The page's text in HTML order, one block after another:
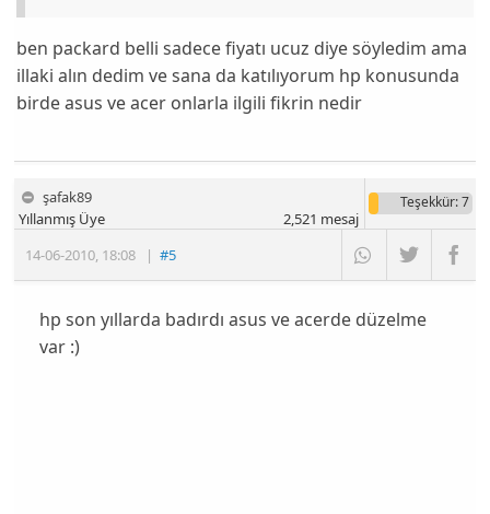
ben packard belli sadece fiyatı ucuz diye söyledim ama
illaki alın dedim ve sana da katılıyorum hp konusunda
birde asus ve acer onlarla ilgili fikrin nedir
şafak89
14-06-2010, 18:08 |#5
Yıllanmış Üye
Teşekkür: 7
2,521 mesaj
hp son yıllarda badırdı asus ve acerde düzelme
var :)